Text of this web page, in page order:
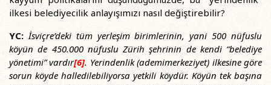
ilkesi belediyecilik anlayışımızı nasıl değiştirebilir?
YC: İsviçre’deki tüm yerleşim birimlerinin, yani 500 nüfuslu
köyün de 450.000 nüfuslu Zürih şehrinin de kendi “belediye
yönetimi” vardır[6]. Yerindenlik (ademimerkeziyet) ilkesine göre
sorun köyde halledilebiliyorsa yetkili köydür. Köyün tek başına